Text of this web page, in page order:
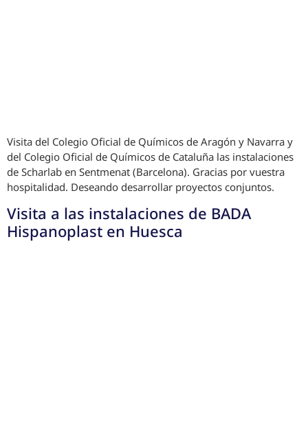
Visita del Colegio Oficial de Químicos de Aragón y Navarra y
del Colegio Oficial de Químicos de Cataluña las instalaciones
de Scharlab en Sentmenat (Barcelona). Gracias por vuestra
hospitalidad. Deseando desarrollar proyectos conjuntos.
Visita a las instalaciones de BADA
Hispanoplast en Huesca